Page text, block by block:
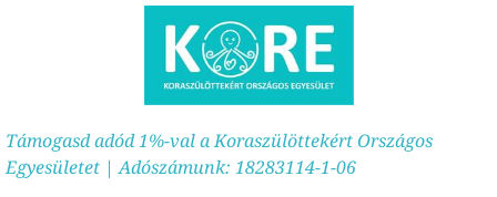
Támogasd adód 1%-val a Koraszülöttekért Országos
Egyesületet | Adószámunk: 18283114-1-06